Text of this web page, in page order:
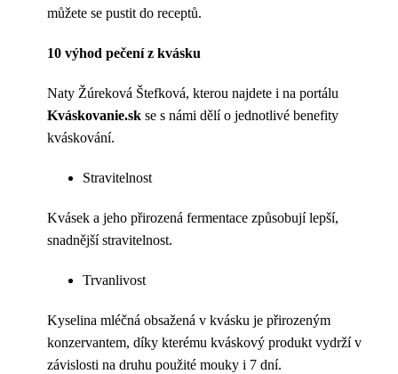
můžete se pustit do receptů.
10 výhod pečení z kvásku
Naty Žúreková Štefková, kterou najdete i na portálu
Kváskovanie.sk se s námi dělí o jednotlivé benefity
kváskování.
Stravitelnost
Kvásek a jeho přirozená fermentace způsobují lepší,
snadnější stravitelnost.
Trvanlivost
Kyselina mléčná obsažená v kvásku je přirozeným
konzervantem, díky kterému kváskový produkt vydrží v
závislosti na druhu použité mouky i 7 dní.